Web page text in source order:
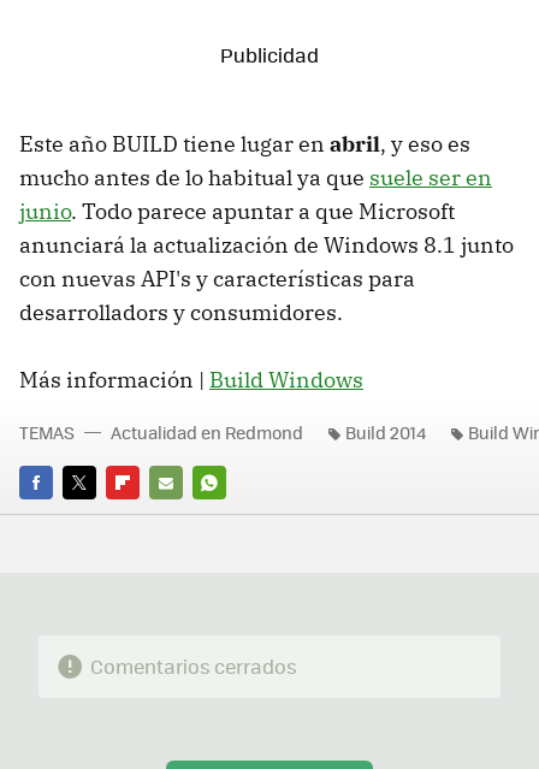
Este año BUILD tiene lugar en abril, y eso es
mucho antes de lo habitual ya que suele ser en
junio. Todo parece apuntar a que Microsoft
anunciará la actualización de Windows 8.1 junto
con nuevas API's y características para
desarrolladors y consumidores.
Más información | Build Windows
FACEBOOK
TWITTERFLIPBOARD
E-
WHATSAPP
TEMAS Actualidad en Redmond Build 2014 Build
Comentarios cerrados